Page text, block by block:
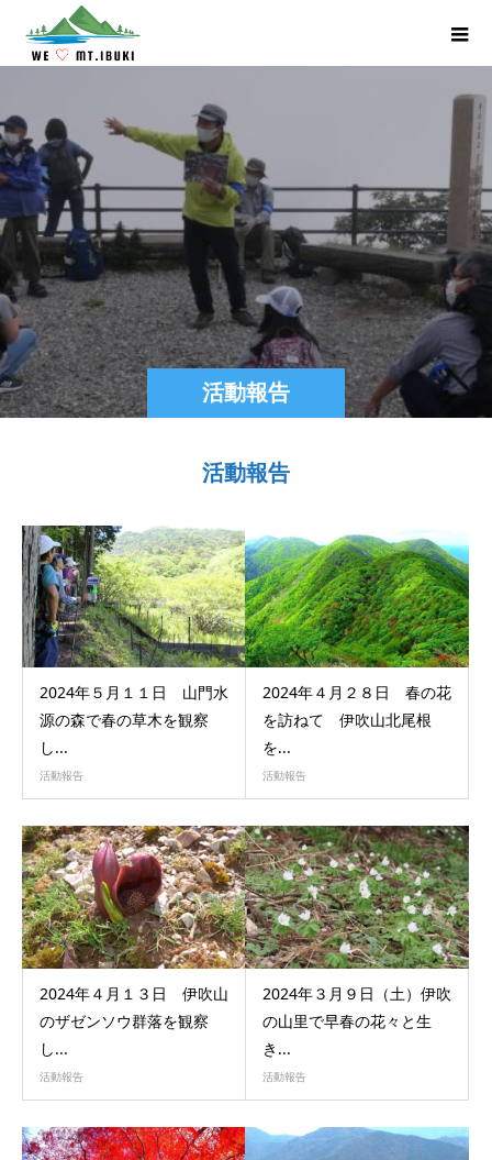
活動報告
活動報告
2024年５月１１日 山門水
源の森で春の草木を観察
し...
活動報告
2024年４月２８日 春の花
を訪ねて 伊吹山北尾根
を...
活動報告
2024年４月１３日 伊吹山
のザゼンソウ群落を観察
し...
活動報告
2024年３月９日（土）伊吹
の山里で早春の花々と生
き...
活動報告